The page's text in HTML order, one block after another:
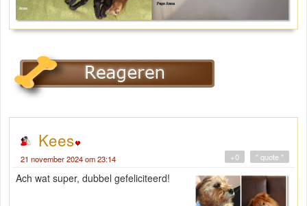
Kees
21 november 2024 om 23:14 " quote "
+0
Ach wat super, dubbel gefeliciteerd!